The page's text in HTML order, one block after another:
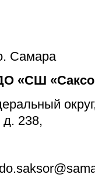
Самара
«СШ
238,